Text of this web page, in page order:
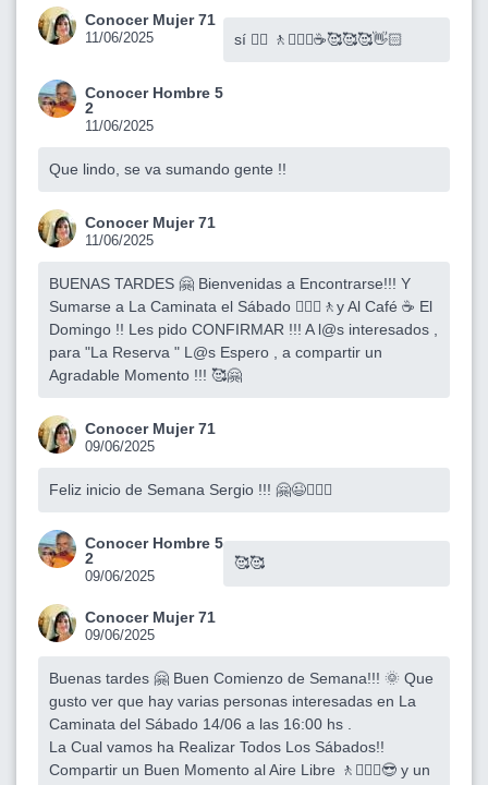
Conocer Mujer 71
11/06/2025 sí 👌🏻 🚶🚶🏽‍♀️☕️🥰🥰🥰👋🏻
Conocer Hombre 5
2
11/06/2025
Que lindo, se va sumando gente !!
Conocer Mujer 71
11/06/2025
BUENAS TARDES 🤗 Bienvenidas a Encontrarse!!! Y
Sumarse a La Caminata el Sábado 🚶🏽‍♀️🚶y Al Café ☕️ El
Domingo !! Les pido CONFIRMAR !!! A l@s interesados ,
para "La Reserva " L@s Espero , a compartir un
Agradable Momento !!! 🥰🤗
Conocer Mujer 71
09/06/2025
Feliz inicio de Semana Sergio !!! 🤗😉🙋🏻‍♀️
Conocer Hombre 5
2
09/06/2025
🥰🥰
Conocer Mujer 71
09/06/2025
Buenas tardes 🤗 Buen Comienzo de Semana!!! 🌞 Que
gusto ver que hay varias personas interesadas en La
Caminata del Sábado 14/06 a las 16:00 hs .
La Cual vamos ha Realizar Todos Los Sábados!!
Compartir un Buen Momento al Aire Libre 🚶🚶🏽‍♀️😎 y un